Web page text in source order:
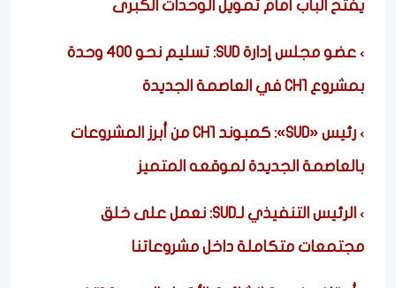
يفتح الباب أمام تمويل الوحدات الكبرى
عضو مجلس إدارة SUD: تسليم نحو 400 وحدة
بمشروع CH1 في العاصمة الجديدة
رئيس «SUD»: كمبوند CH1 من أبرز المشروعات
بالعاصمة الجديدة لموقعه المتميز
الرئيس التنفيذي لـSUD: نعمل على خلق
مجتمعات متكاملة داخل مشروعاتنا